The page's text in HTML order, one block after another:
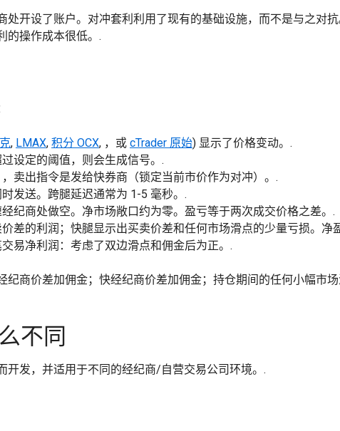
开设了账户。对冲套利利用了现有的基础设施，而不是与之对
的操作成本很低。.
, LMAX, 积分 OCX, ，或 cTrader 原始) 显示了价格变动。.
设定的阈值，则会生成信号。.
卖出指令是发给快券商（锁定当前市价作为对冲）。.
发送。跨腿延迟通常为 1-5 毫秒。.
纪商处做空。净市场敞口约为零。盈亏等于两次成交价格之差。.
差的利润；快腿显示出买卖价差和任何市场滑点的少量亏损。净
易净利润：考虑了双边滑点和佣金后为正。.
商价差加佣金；快经纪商价差加佣金；持仓期间的任何小幅市场
不同
发，并适用于不同的经纪商/自营交易公司环境。.